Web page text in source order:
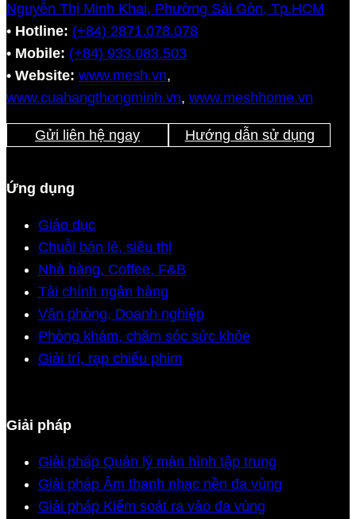
Nguyễn Thị Minh Khai, Phường Sài Gòn, Tp.HCM
• Hotline: (+84) 2871.078.078
• Mobile: (+84) 933.083.503
• Website: www.mesh.vn,
www.cuahangthongminh.vn, www.meshhome.vn
Gửi liên hệ ngay Hướng dẫn sử dụng
Ứng dụng
Giáo dục
Chuỗi bán lẻ, siêu thị
Nhà hàng, Coffee, F&B
Tài chính ngân hàng
Văn phòng, Doanh nghiệp
Phòng khám, chăm sóc sức khỏe
Giải trí, rạp chiếu phim
Giải pháp
Giải pháp Quản lý màn hình tập trung
Giải pháp Âm thanh nhạc nền đa vùng
Giải pháp Kiểm soát ra vào đa vùng